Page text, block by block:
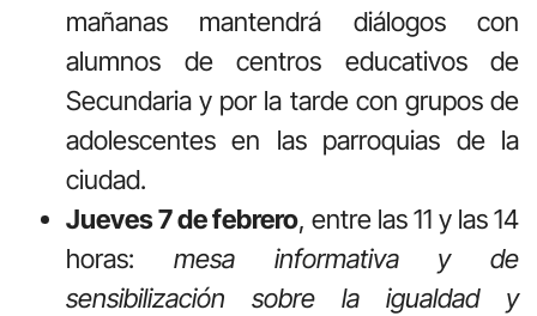
mañanas mantendrá diálogos con
alumnos de centros educativos de
Secundaria y por la tarde con grupos de
adolescentes en las parroquias de la
ciudad.
Jueves 7 de febrero, entre las 11 y las 14
horas: mesa informativa y de
sensibilización sobre la igualdad y